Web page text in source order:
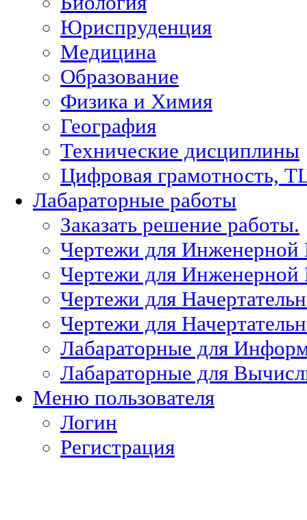
Юриспруденция
Медицина
Образование
Физика и Химия
География
Технические дисциплины
Цифровая грамотность,
Лабараторные работы
Заказать решение работы.
Чертежи для
Чертежи для
Чертежи для
Чертежи для
Лабараторные для
Лабараторные для
Меню пользователя
Логин
Регистрация